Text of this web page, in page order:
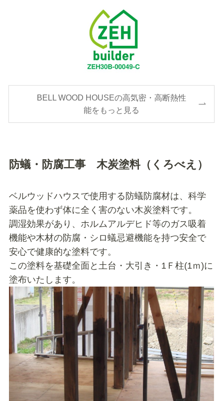
BELL WOOD HOUSEの高気密・高断熱性
能をもっと見る
防蟻・防腐工事 木炭塗料（くろべえ）
ベルウッドハウスで使用する防蟻防腐材は、科学
薬品を使わず体に全く害のない木炭塗料です。
調湿効果があり、ホルムアルデヒド等のガス吸着
機能や木材の防腐・シロ蟻忌避機能を持つ安全で
安心で健康的な塗料です。
この塗料を基礎全面と土台・大引き・1Ｆ柱(1ｍ)に
塗布いたします。